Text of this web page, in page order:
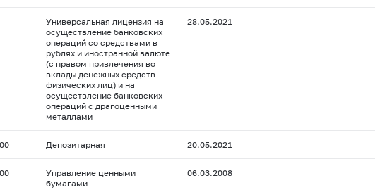
Универсальная лицензия на
осуществление банковских
операций со средствами в
рублях и иностранной валюте
(с правом привлечения во
вклады денежных средств
физических лиц) и на
осуществление банковских
операций с драгоценными
металлами
28.05.2021
Депозитарная 20.05.2021
Управление ценными
бумагами
06.03.2008